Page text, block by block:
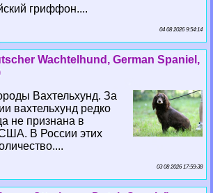
гриффон....
04 08 2026 9:54:14
Wachtelhund, German Spaniel,
Вахтельхунд. За
вахтельхунд редко
не признана в
В России этих
03 08 2026 17:59:38